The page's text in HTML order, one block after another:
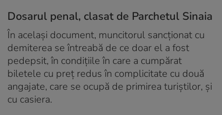
Dosarul penal, clasat de Parchetul Sinaia
În același document, muncitorul sancționat cu
demiterea se întreabă de ce doar el a fost
pedepsit, în condițiile în care a cumpărat
biletele cu preț redus în complicitate cu două
angajate, care se ocupă de primirea turiștilor, și
cu casiera.